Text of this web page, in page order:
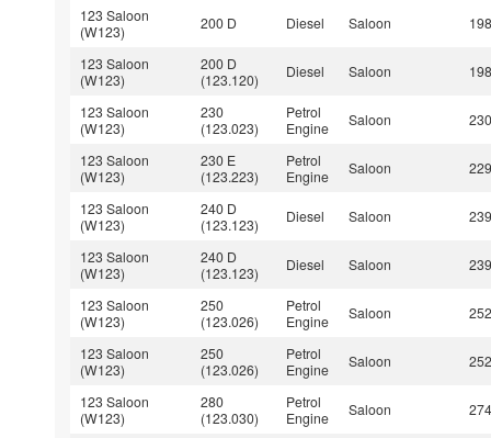
123 Saloon
(W123)
200 D Diesel Saloon
123 Saloon
(W123)
200 D
(123.120)
Diesel Saloon
123 Saloon
(W123)
230
(123.023)
Petrol
Engine
Saloon
123 Saloon
(W123)
230 E
(123.223)
Petrol
Engine
Saloon
123 Saloon
(W123)
240 D
(123.123)
Diesel Saloon
123 Saloon
(W123)
240 D
(123.123)
Diesel Saloon
123 Saloon
(W123)
250
(123.026)
Petrol
Engine
Saloon
123 Saloon
(W123)
250
(123.026)
Petrol
Engine
Saloon
123 Saloon
(W123)
280
(123.030)
Petrol
Engine
Saloon